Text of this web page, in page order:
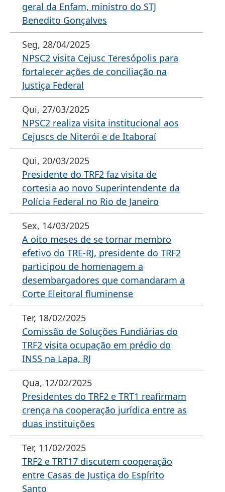
geral da Enfam, ministro do STJ
Benedito Gonçalves
Seg, 28/04/2025
NPSC2 visita Cejusc Teresópolis para
fortalecer ações de conciliação na
Justiça Federal
Qui, 27/03/2025
NPSC2 realiza visita institucional aos
Cejuscs de Niterói e de Itaboraí
Qui, 20/03/2025
Presidente do TRF2 faz visita de
cortesia ao novo Superintendente da
Polícia Federal no Rio de Janeiro
Sex, 14/03/2025
A oito meses de se tornar membro
efetivo do TRE-RJ, presidente do TRF2
participou de homenagem a
desembargadores que comandaram a
Corte Eleitoral fluminense
Ter, 18/02/2025
Comissão de Soluções Fundiárias do
TRF2 visita ocupação em prédio do
INSS na Lapa, RJ
Qua, 12/02/2025
Presidentes do TRF2 e TRT1 reafirmam
crença na cooperação jurídica entre as
duas instituições
Ter, 11/02/2025
TRF2 e TRT17 discutem cooperação
entre Casas de Justiça do Espírito
Santo